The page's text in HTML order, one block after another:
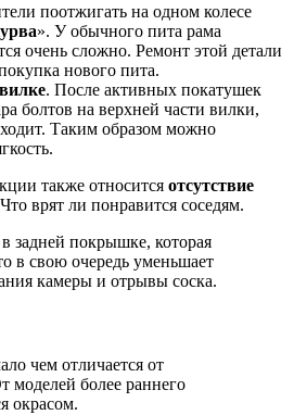
поотжигать на одном колесе
». У обычного пита рама
очень сложно. Ремонт этой детали
нового пита.
. После активных покатушек
болтов на верхней части вилки,
Таким образом можно
также относится отсутствие
врят ли понравится соседям.
задней покрышке, которая
в свою очередь уменьшает
камеры и отрывы соска.
чем отличается от
моделей более раннего
окрасом.